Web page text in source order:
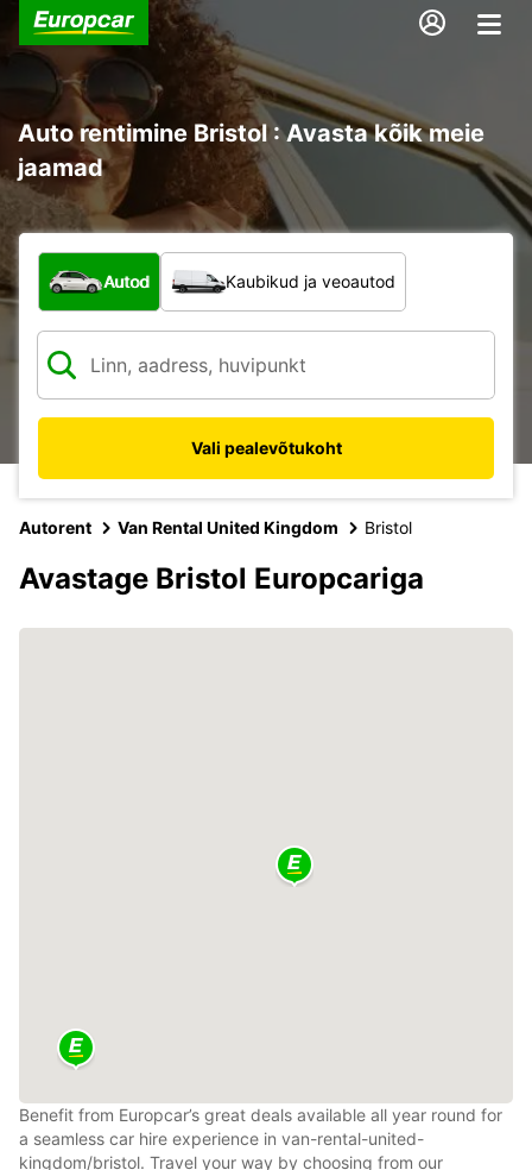
Auto rentimine Bristol : Avasta kõik meie
jaamad
Mis tüüpi sõiduk?
Autod Kaubikud ja veoautod
Vali pealevõtukoht
Autorent Van Rental United Kingdom Bristol
Avastage Bristol Europcariga
Benefit from Europcar’s great deals available all year round for
a seamless car hire experience in van-rental-united-
kingdom/bristol. Travel your way by choosing from our